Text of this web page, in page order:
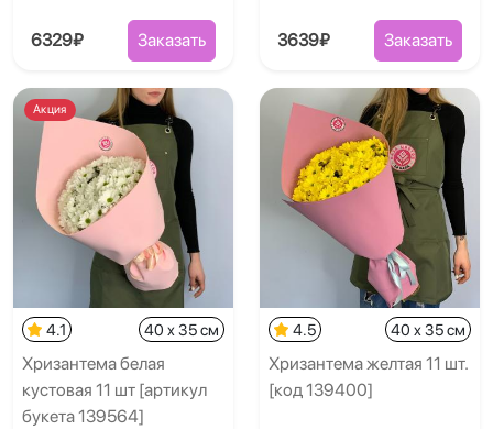
6329₽ Заказать 3639₽ Заказать
Акция
4.1 40 x 35 см
Хризантема белая
кустовая 11 шт [артикул
букета 139564]
4.5 40 x 35 см
Хризантема желтая 11 шт.
[код 139400]